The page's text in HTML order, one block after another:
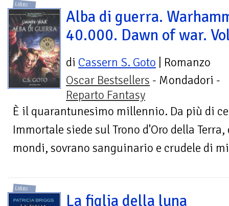
LIBRI
Alba di guerra.
40.000. Dawn of war.
di Cassern S. Goto | Romanzo
Oscar Bestsellers - Mondadori -
Reparto Fantasy
È il quarantunesimo millennio. Da più di
Immortale siede sul Trono d'Oro della
mondi, sovrano sanguinario e crudele di
LIBRI
La figlia della luna